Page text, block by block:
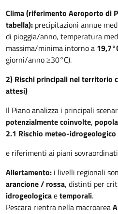
Clima (riferimento Aeroporto di
tabella): precipitazioni annue
di pioggia/anno, temperatura
massima/minima intorno a
giorni/anno ≥30°C).
2) Rischi principali nel territorio
attesi)
Il Piano analizza i principali
potenzialmente coinvolte,
2.1 Rischio meteo-
e riferimenti ai piani sovraordinati
Allertamento: i livelli regionali
arancione / rossa, distinti per
idrogeologicaetemporali.
Pescara rientra nella macroarea